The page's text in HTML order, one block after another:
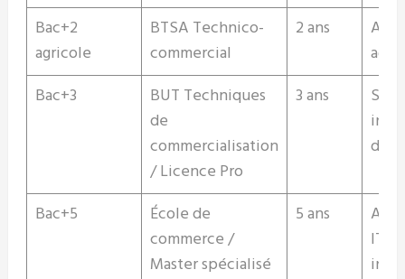
Bac+2
agricole
BTSA Technico-
commercial
2 ans
Bac+3
BUT Techniques
de
commercialisation
/ Licence Pro
3 ans
Bac+5
École de
commerce /
Master spécialisé
5 ans
IT,